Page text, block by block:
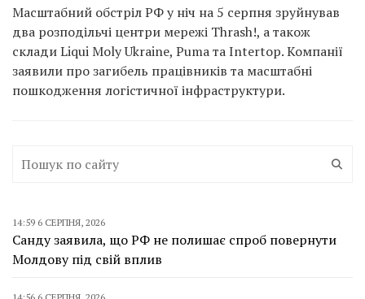
Масштабний обстріл РФ у ніч на 5 серпня зруйнував
два розподільчі центри мережі Thrash!, а також
склади Liqui Moly Ukraine, Puma та Intertop. Компанії
заявили про загибель працівників та масштабні
пошкодження логістичної інфраструктури.
14:59 6 СЕРПНЯ, 2026
Санду заявила, що РФ не полишає спроб повернути
Молдову під свій вплив